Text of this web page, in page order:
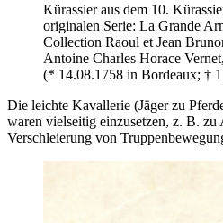
Kürassier aus dem 10.
originalen Serie: La Grande
Collection Raoul et Jean
Antoine Charles Horace
(* 14.08.1758 in Bordeaux; †
Die leichte Kavallerie (Jäger zu
waren vielseitig einzusetzen, z. B.
Verschleierung von